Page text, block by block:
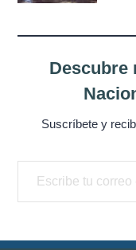
Descubre
Suscríbete y
Escribe tu correo electrónico…